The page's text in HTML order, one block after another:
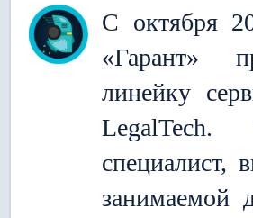
С октября
«Гарант»
линейку
специалист,
занимаемой